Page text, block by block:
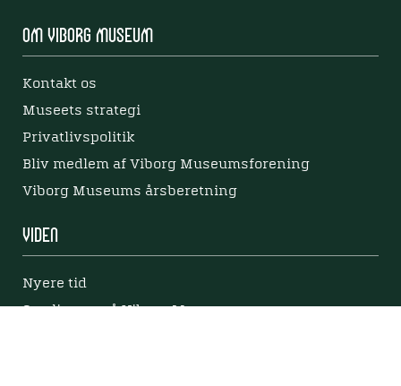
Om Viborg Museum
Kontakt os
Museets strategi
Privatlivspolitik
Bliv medlem af Viborg Museumsforening
Viborg Museums årsberetning
Viden
Nyere tid
Samlingen på Viborg Museum